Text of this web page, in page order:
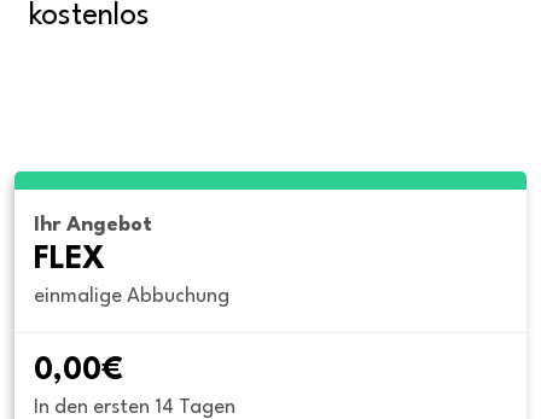
kostenlos
Ihr Angebot
FLEX
einmalige Abbuchung
0,00€
In den ersten 14 Tagen